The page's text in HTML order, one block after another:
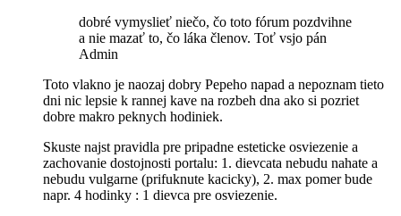
dobré vymyslieť niečo, čo toto fórum pozdvihne
a nie mazať to, čo láka členov. Toť vsjo pán
Admin
Toto vlakno je naozaj dobry Pepeho napad a nepoznam tieto
dni nic lepsie k rannej kave na rozbeh dna ako si pozriet
dobre makro peknych hodiniek.
Skuste najst pravidla pre pripadne esteticke osviezenie a
zachovanie dostojnosti portalu: 1. dievcata nebudu nahate a
nebudu vulgarne (prifuknute kacicky), 2. max pomer bude
napr. 4 hodinky : 1 dievca pre osviezenie.